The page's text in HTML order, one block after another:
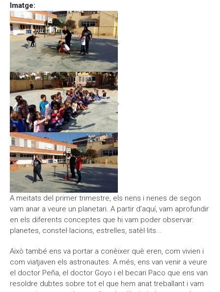
Imatge:
,
,
A meitats del primer trimestre, els nens i nenes de segon
vam anar a veure un planetari. A partir d’aquí, vam aprofundir
en els diferents conceptes que hi vam poder observar:
planetes, constel·lacions, estrelles, satèl·lits...
Això també ens va portar a conèixer què eren, com vivien i
com viatjaven els astronautes. A més, ens van venir a veure
el doctor Peña, el doctor Goyo i el becari Paco que ens van
resoldre dubtes sobre tot el que hem anat treballant i vam